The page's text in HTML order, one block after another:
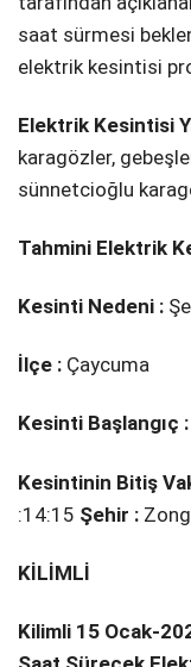
saat sürmesi
elektrik kesintisi
Elektrik Kesintisi
karagözler,
sünnetci̇oğlu
Tahmini Elektrik
Kesinti Nedeni :
İlçe : Çaycuma
Kesinti Başlangıç :
Kesintinin Bitiş
:14:15 Şehir :
KİLİMLİ
Kilimli 15 Ocak-